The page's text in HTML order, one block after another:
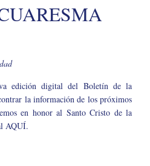
edición digital del Boletín de la
la información de los próximos
en honor al Santo Cristo de la
AQUÍ.